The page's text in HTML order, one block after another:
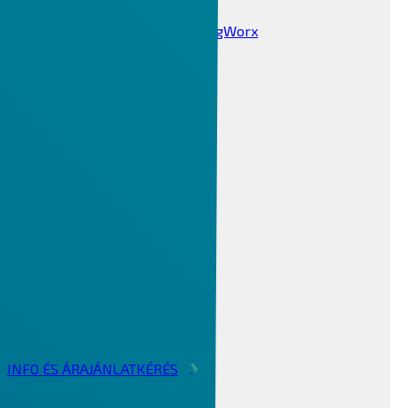
Internet Of Things IOT ThingWorx
INFO ÉS ÁRAJÁNLATKÉRÉS